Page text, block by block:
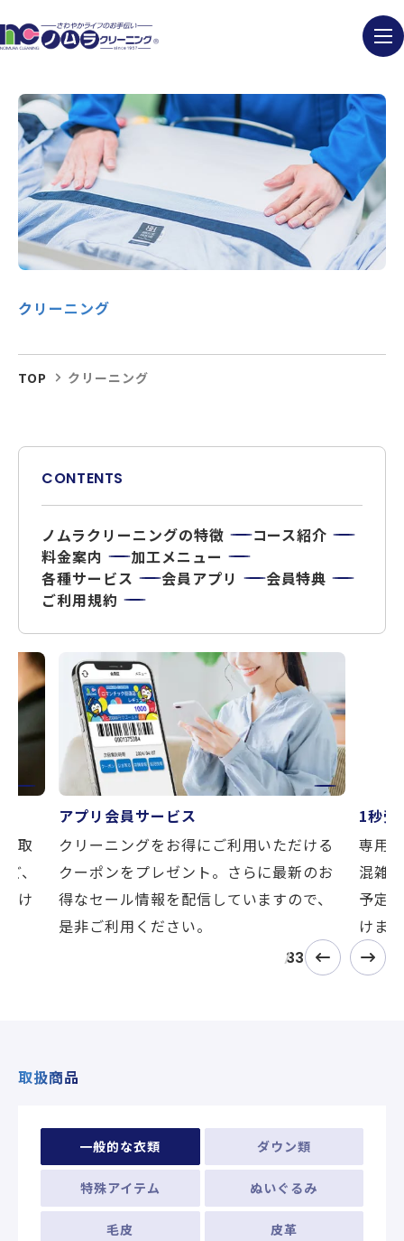
クリーニング
TOP クリーニング
CONTENTS
ノムラクリーニングの特徴
コース紹介
料金案内
加工メニュー
各種サービス
会員アプリ
会員特典
ご利用規約
取
、
け
アプリ会員サービス
クリーニングをお得にご利用いただける
クーポンをプレゼント。さらに最新のお
得なセール情報を配信していますので、
是非ご利用ください。
1秒受
専用
混雑
予定
けま
33
取扱商品
一般的な衣類 ダウン類
特殊アイテム ぬいぐるみ
毛皮 皮革